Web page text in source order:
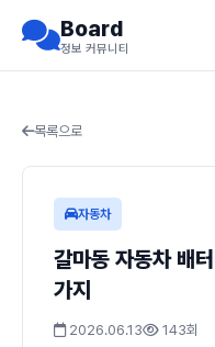
Board
정보 커뮤니티
목록으로
자동차
갈마동 자동차 배
가지
2026.06.13 143회